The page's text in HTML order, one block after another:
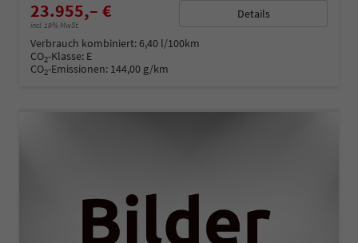
23.955,– €
incl. 19% MwSt.
Details
Verbrauch kombiniert:6,40 l/100km
CO2-Klasse: E
CO2-Emissionen: 144,00 g/km